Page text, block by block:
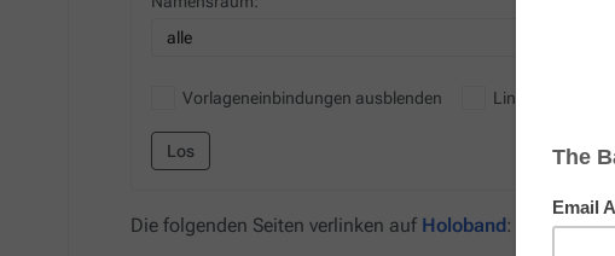
alle
Vorlageneinbindungen ausblenden Links ausblenden
Los
Die folgenden Seiten verlinken auf Holoband: